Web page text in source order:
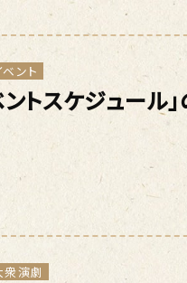
ベント
ントスケジュール
衆演劇